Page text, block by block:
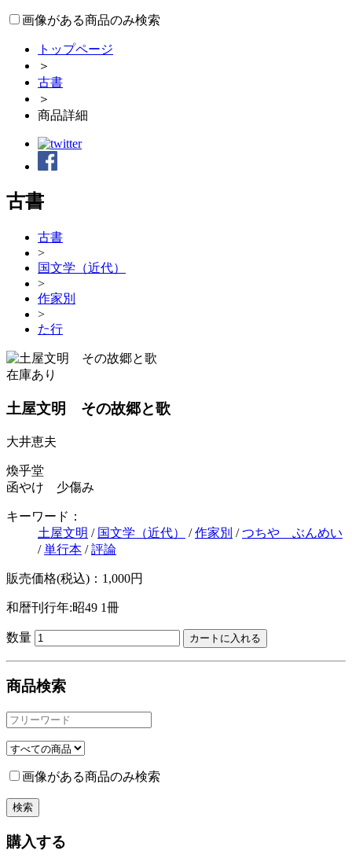
画像がある商品のみ検索
トップページ
＞
古書
＞
商品詳細
古書
古書
>
国文学（近代）
>
作家別
>
た行
在庫あり
土屋文明 その故郷と歌
大井恵夫
煥乎堂
函やけ 少傷み
キーワード：
土屋文明 / 国文学（近代） /作家別 /つちや ぶんめい
/単行本 /評論
販売価格(税込)：1,000円
和暦刊行年:昭49 1冊
数量
商品検索
画像がある商品のみ検索
購入する